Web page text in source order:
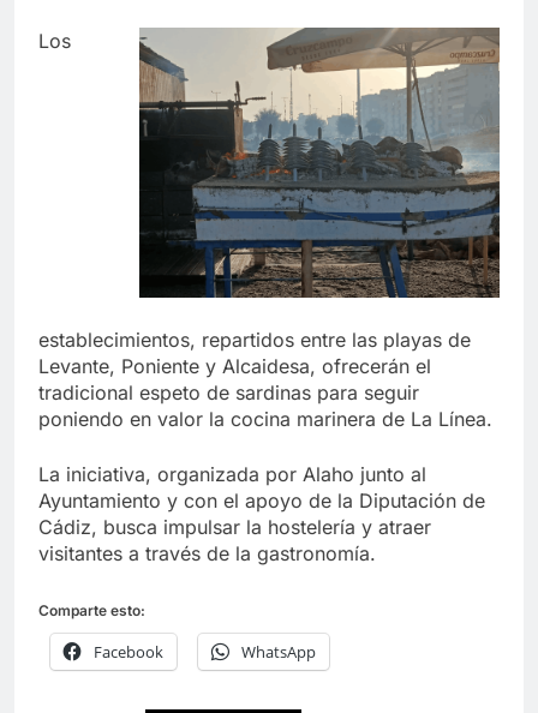
Los
establecimientos, repartidos entre las playas de
Levante, Poniente y Alcaidesa, ofrecerán el
tradicional espeto de sardinas para seguir
poniendo en valor la cocina marinera de La Línea.
La iniciativa, organizada por Alaho junto al
Ayuntamiento y con el apoyo de la Diputación de
Cádiz, busca impulsar la hostelería y atraer
visitantes a través de la gastronomía.
Comparte esto:
Facebook WhatsApp